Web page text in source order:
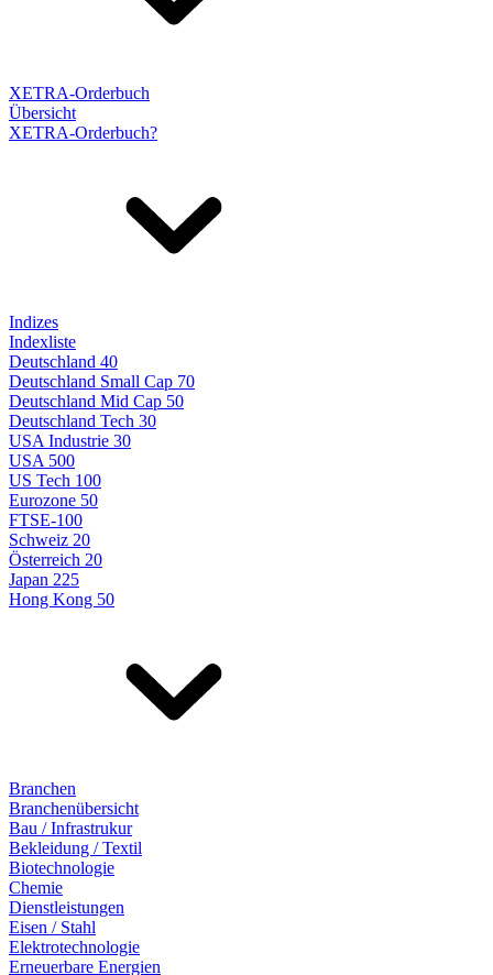
XETRA-Orderbuch
Übersicht
XETRA-Orderbuch?
Indizes
Indexliste
Deutschland 40
Deutschland Small Cap 70
Deutschland Mid Cap 50
Deutschland Tech 30
USA Industrie 30
USA 500
US Tech 100
Eurozone 50
FTSE-100
Schweiz 20
Österreich 20
Japan 225
Hong Kong 50
Branchen
Branchenübersicht
Bau / Infrastrukur
Bekleidung / Textil
Biotechnologie
Chemie
Dienstleistungen
Eisen / Stahl
Elektrotechnologie
Erneuerbare Energien